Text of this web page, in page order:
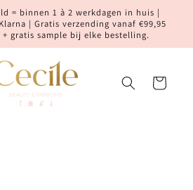
= binnen 1 à 2 werkdagen in huis |
| Gratis verzending vanaf €99,95
gratis sample bij elke bestelling.
Winkelwagen